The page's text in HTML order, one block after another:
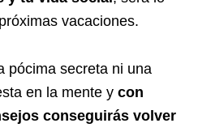
vacaciones.
pócima secreta ni una
en la mente y con
conseguirás volver